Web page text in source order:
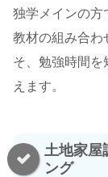
独学メインの方
教材の組み合わ
そ、勉強時間を
えます。
土地家屋
ング